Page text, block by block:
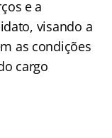
e a
visando a
as condições
cargo